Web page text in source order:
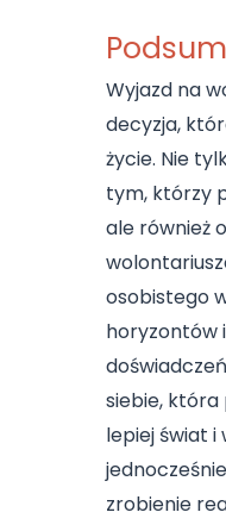
Wyjazd na
decyzja,
życie. Nie
tym, którzy
ale również
osobistego
horyzontów
siebie,
lepiej świat i
zrobienie